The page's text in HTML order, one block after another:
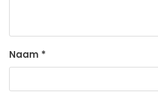
Naam *